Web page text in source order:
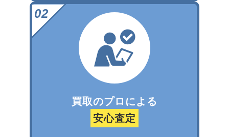
買取のプロによる
安心査定